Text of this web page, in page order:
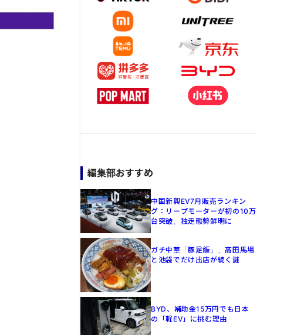
編集部おすすめ
中国新興EV7月販売ランキン
グ：リープモーターが初の10万
台突破、独走態勢鮮明に
ガチ中華「豚足飯」、高田馬場
と池袋でだけ出店が続く謎
BYD、補助金15万円でも日本
の「軽EV」に挑む理由